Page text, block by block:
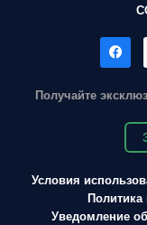
Получайте
Условия
Уведомление